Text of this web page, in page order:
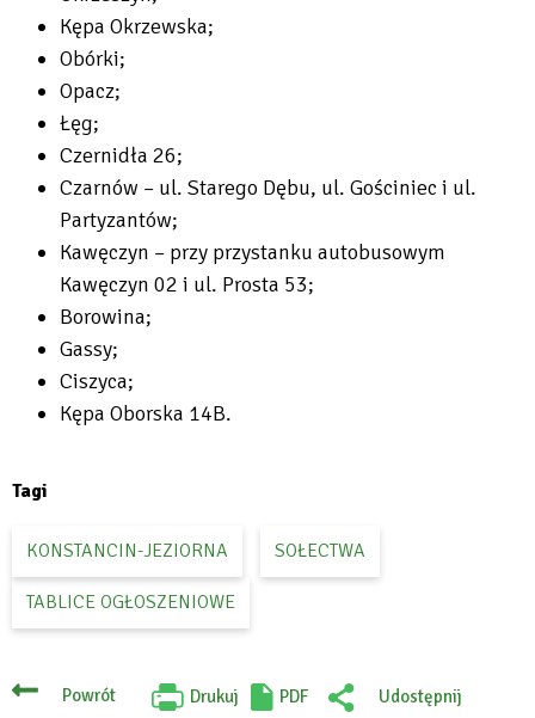
Kępa Okrzewska;
Obórki;
Opacz;
Łęg;
Czernidła 26;
Czarnów – ul. Starego Dębu, ul. Gościniec i ul.
Partyzantów;
Kawęczyn – przy przystanku autobusowym
Kawęczyn 02 i ul. Prosta 53;
Borowina;
Gassy;
Ciszyca;
Kępa Oborska 14B.
Tagi
KONSTANCIN-JEZIORNA SOŁECTWA
TABLICE OGŁOSZENIOWE
Powrót Drukuj
Will
PDF
Udostępnij